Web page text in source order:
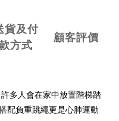
貨及付
方式
顧客評價
多人會在家中放置階梯踏
配負重跳繩更是心肺運動